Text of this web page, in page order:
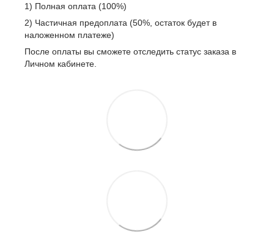
1) Полная оплата (100%)
2) Частичная предоплата (50%, остаток будет в
наложенном платеже)
После оплаты вы сможете отследить статус заказа в
Личном кабинете.